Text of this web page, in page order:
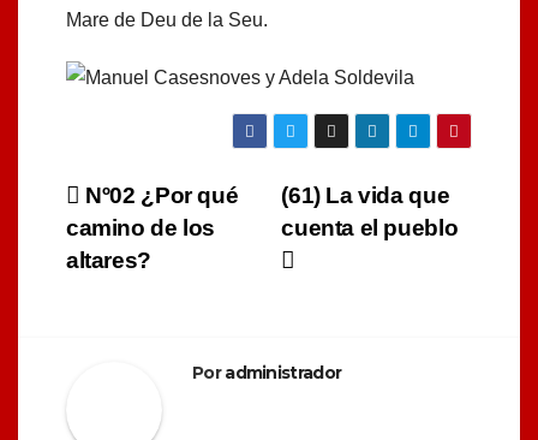
Mare de Deu de la Seu.
Navegación
de
(61) La vida que
cuenta el pueblo
Nº02 ¿Por qué
camino de los
altares?
Poradministrador